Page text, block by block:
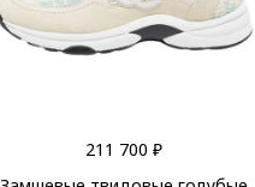
211 700 ₽